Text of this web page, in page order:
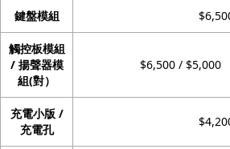
鍵盤模組
觸控板模組
/ 揚聲器模
組(對）
$6,500 / $5,000
充電小版 /
充電孔